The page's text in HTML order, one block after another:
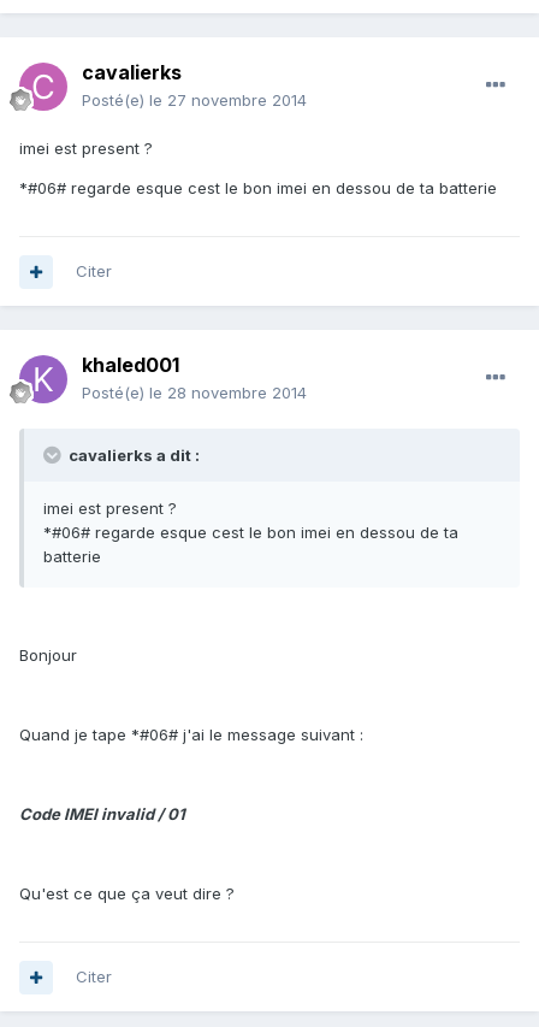
cavalierks
Posté(e) le 27 novembre 2014
imei est present ?
*#06# regarde esque cest le bon imei en dessou de ta batterie
Citer
khaled001
Posté(e) le 28 novembre 2014
cavalierks a dit :
imei est present ?
*#06# regarde esque cest le bon imei en dessou de ta
batterie
Bonjour
Quand je tape *#06# j'ai le message suivant :
Code IMEI invalid / 01
Qu'est ce que ça veut dire ?
Citer